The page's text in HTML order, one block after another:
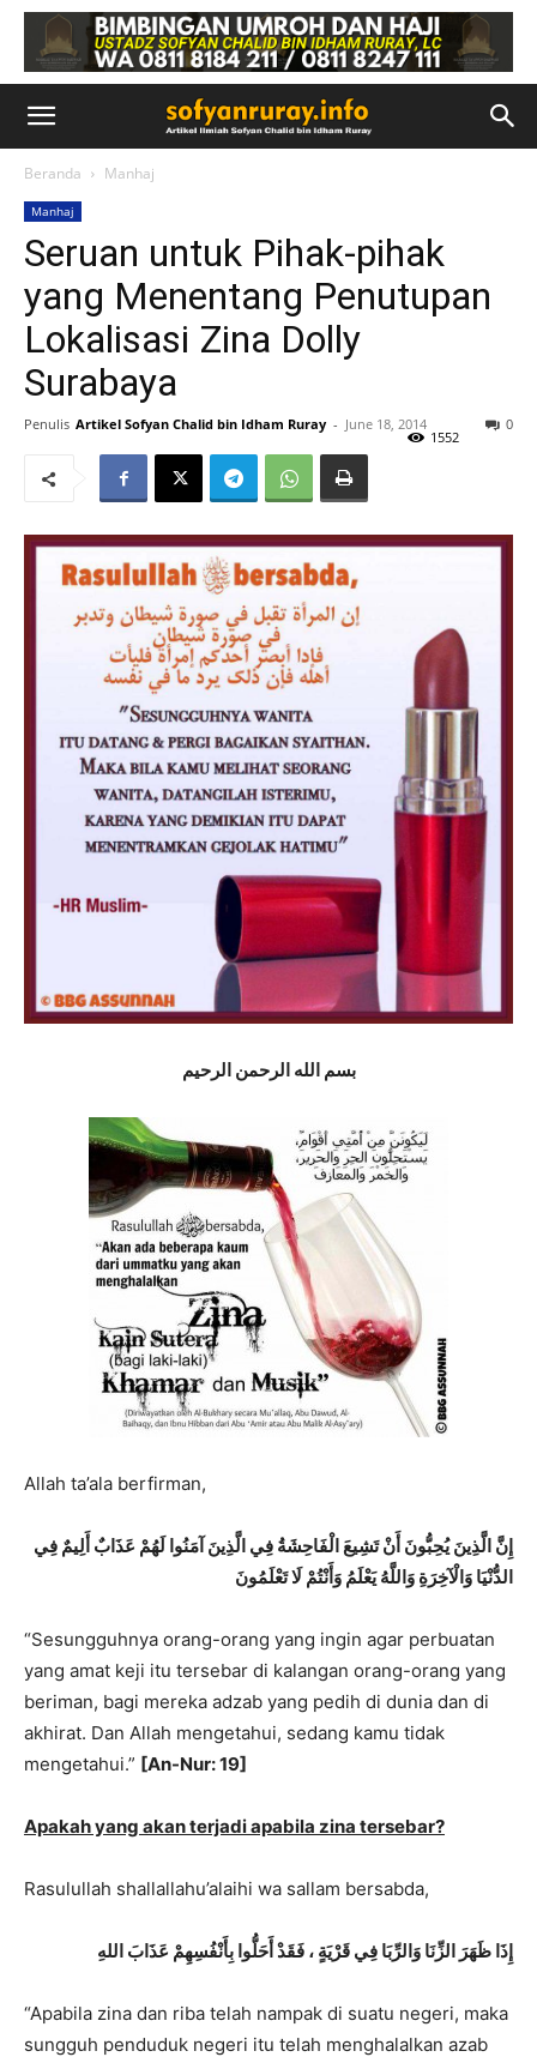
Beranda Manhaj
Manhaj
Seruan untuk Pihak-pihak
yang Menentang Penutupan
Lokalisasi Zina Dolly
Surabaya
Penulis Artikel Sofyan Chalid bin Idham Ruray - June 18, 2014 0
1552
بسم الله الرحمن الرحيم
Allah ta’ala berfirman,
إِنَّ الَّذِينَ يُحِبُّونَ أَنْتَشِيعَ الْفَاحِشَة ُ فِي الَّذِينَ آمَنُوا لَهُمْ عَذَابٌ أَلِيمٌ فِي
الدُّنْيَا وَالْآخِرَةِ وَاللَّهُ يَعْلَمُ وَأَنْتُمْ لَا تَعْلَمُونَ
“Sesungguhnya orang-orang yang ingin agar perbuatan
yang amat keji itu tersebar di kalangan orang-orang yang
beriman, bagi mereka adzab yang pedih di dunia dan di
akhirat. Dan Allah mengetahui, sedang kamu tidak
mengetahui.” [An-Nur: 19]
Apakah yang akan terjadi apabila zina tersebar?
Rasulullah shallallahu’alaihi wa sallam bersabda,
إِذَا ظَهَرَ الزِّنَا وَالرِّبَا فِي قَرْيَةٍ ، فَقَدْ أَحَلُّوا بِأَنْفُسِهِمْ عَذَابَ اللهِ
“Apabila zina dan riba telah nampak di suatu negeri, maka
sungguh penduduk negeri itu telah menghalalkan azab